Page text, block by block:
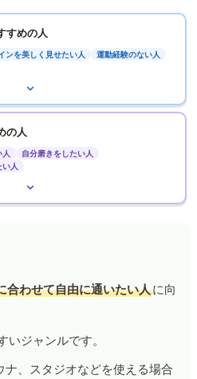
すめの人
ンを美しく見せたい人 運動経験のない人
の人
人
自分磨きをしたい人
い人
合わせて自由に通いたい人に向
いジャンルです。
、スタジオなどを使える場合